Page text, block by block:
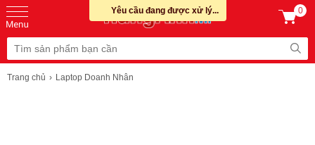
0
Trang chủ Laptop Doanh Nhân
Yêu cầu đang được xử lý...